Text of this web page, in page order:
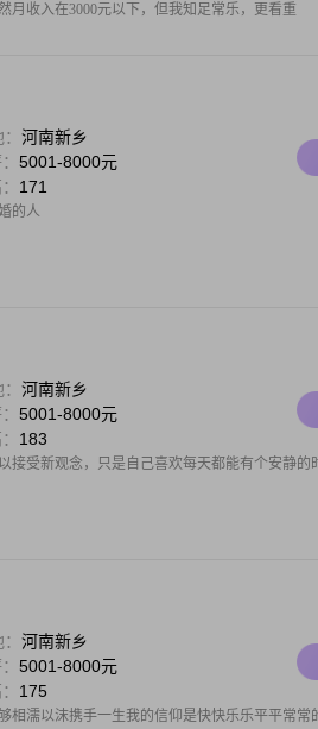
月收入在3000元以下，但我知足常乐，更看重
河南新乡
5001-8000元
171
的人
河南新乡
5001-8000元
183
接受新观念，只是自己喜欢每天都能有个安静的
河南新乡
5001-8000元
175
相濡以沫携手一生我的信仰是快快乐乐平平常常